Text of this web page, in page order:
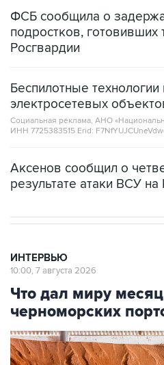
ФСБ сообщила о
подростков, готовивших
Росгвардии
Беспилотные
электросетевых
Социальная реклама, АНО
ИНН 7725383515 Erid:
Аксенов сообщил о
результате атаки ВСУ
ИНТЕРВЬЮ
10:00, 7 августа 2026
Что дал миру
черноморских